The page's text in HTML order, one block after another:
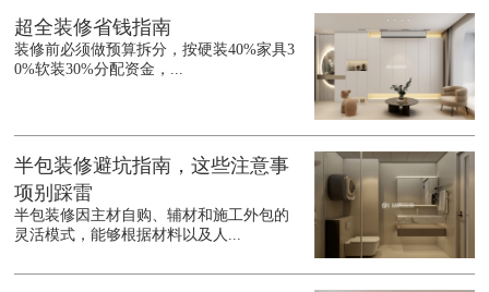
超全装修省钱指南
装修前必须做预算拆分，按硬装40%家具3
0%软装30%分配资金，...
半包装修避坑指南，这些注意事
项别踩雷
半包装修因主材自购、辅材和施工外包的
灵活模式，能够根据材料以及人...